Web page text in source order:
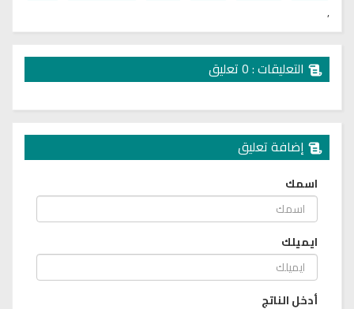
,
التعليقات : 0 تعليق
إضافة تعليق
اسمك
ايميلك
أدخل الناتج